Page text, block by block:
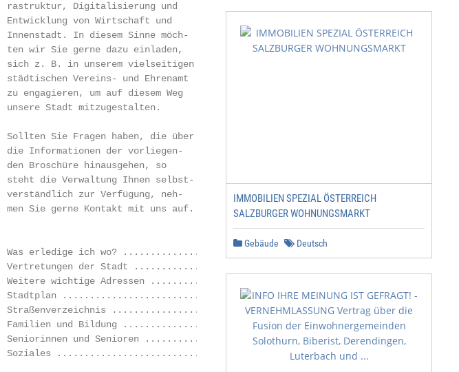
Digitalisierung und
von Wirtschaft und
In diesem Sinne möch-
wir Sie gerne dazu einladen,
z. B. in unserem vielseitigen
Vereins- und Ehrenamt
um auf diesem Weg
Stadt mitzugestalten.
Sie Fragen haben, die über
der vorliegen-
hinausgehen, so
die Verwaltung Ihnen selbst-
zur Verfügung, neh-
Sie gerne Kontakt mit uns auf.
erledige ich wo? ............................ 18
der Stadt ..................... 21
wichtige Adressen .......... 23
.............................................................. 24
.................................. 27
Familien und Bildung ........................... 28
und Senioren ............ 35
................................................................... 37
IMMOBILIEN SPEZIAL ÖSTERREICH
SALZBURGER WOHNUNGSMARKT
Gebäude Deutsch